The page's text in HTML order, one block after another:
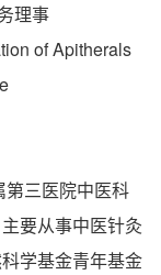
理事
of Apitherals
第三医院中医科
要从事中医针灸
学基金青年基金